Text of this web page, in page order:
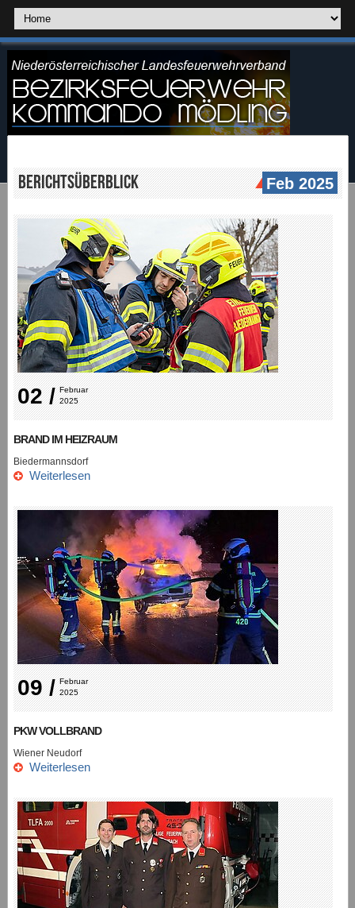
Berichtsüberblick Feb 2025
02 / Februar
2025
BRAND IM HEIZRAUM
Biedermannsdorf
Weiterlesen
09 / Februar
2025
PKW VOLLBRAND
Wiener Neudorf
Weiterlesen